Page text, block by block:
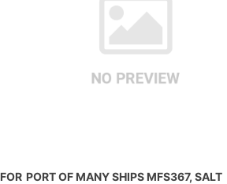
PORT OF MANY SHIPS MFS367, SALT